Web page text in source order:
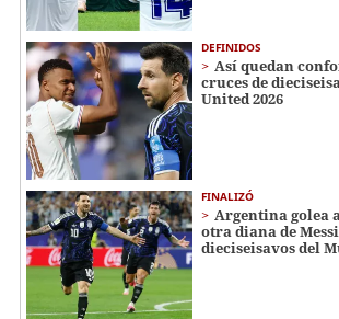
DEFINIDOS
Así quedan
cruces de
United 2026
FINALIZÓ
Argentina golea
otra diana de
dieciseisavos del